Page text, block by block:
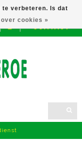
CONTACT
te verbeteren. Is dat
over cookies »